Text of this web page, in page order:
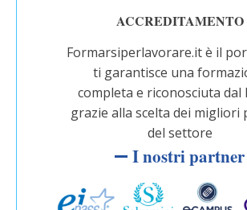
ACCREDITAMENTO
Formarsiperlavorare.it è il
ti garantisce una
completa e riconosciuta dal
grazie alla scelta dei migliori
del settore
I nostri partner